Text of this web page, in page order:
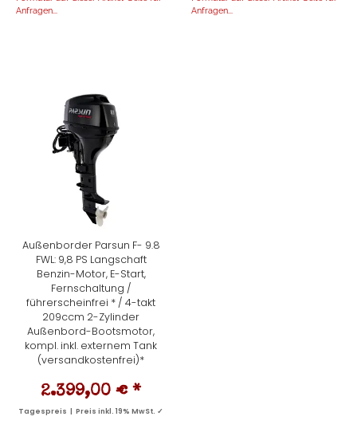
Anfragen...
Anfragen...
Außenborder Parsun F- 9.8
FWL: 9,8 PS Langschaft
Benzin-Motor, E-Start,
Fernschaltung /
führerscheinfrei * / 4-takt
209ccm 2-Zylinder
Außenbord-Bootsmotor,
kompl. inkl. externem Tank
(versandkostenfrei)*
2.399,00 € *
Tagespreis | Preis inkl. 19% MwSt. ✓